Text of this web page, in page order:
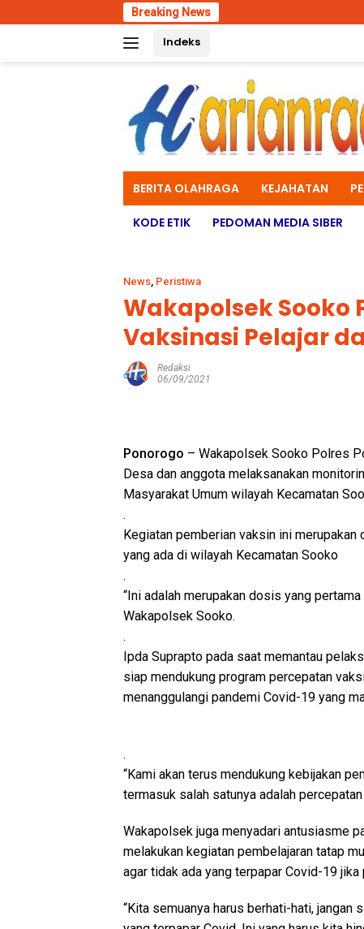
to
Breaking News Wadan
Indeks
BERITA OLAHRAGA KEJAHATAN
KODE ETIK PEDOMAN MEDIA SIBER
News, Peristiwa
Wakapolsek Sooko
Vaksinasi Pelajar
Redaksi
06/09/2021
Ponorogo – Wakapolsek Sooko Polres
Desa dan anggota melaksanakan
Masyarakat Umum wilayah Kecamatan
.
Kegiatan pemberian vaksin ini
yang ada di wilayah Kecamatan Sooko
.
“Ini adalah merupakan dosis yang
Wakapolsek Sooko.
.
Ipda Suprapto pada saat memantau
siap mendukung program percepatan
menanggulangi pandemi Covid-19 yang
.
“Kami akan terus mendukung kebijakan
termasuk salah satunya adalah
Wakapolsek juga menyadari antusiasme
melakukan kegiatan pembelajaran tatap
agar tidak ada yang terpapar Covid-19
“Kita semuanya harus berhati-hati, jangan